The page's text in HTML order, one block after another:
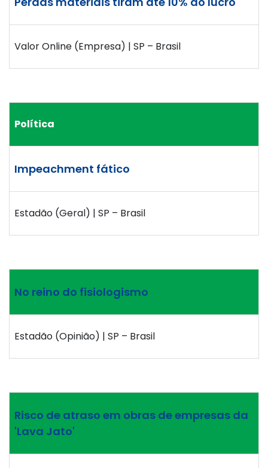
Valor Online (Empresa) | SP – Brasil
Política
Impeachment fático
Estadão (Geral) | SP – Brasil
No reino do fisiologismo
Estadão (Opinião) | SP – Brasil
Risco de atraso em obras de empresas da
'Lava Jato'